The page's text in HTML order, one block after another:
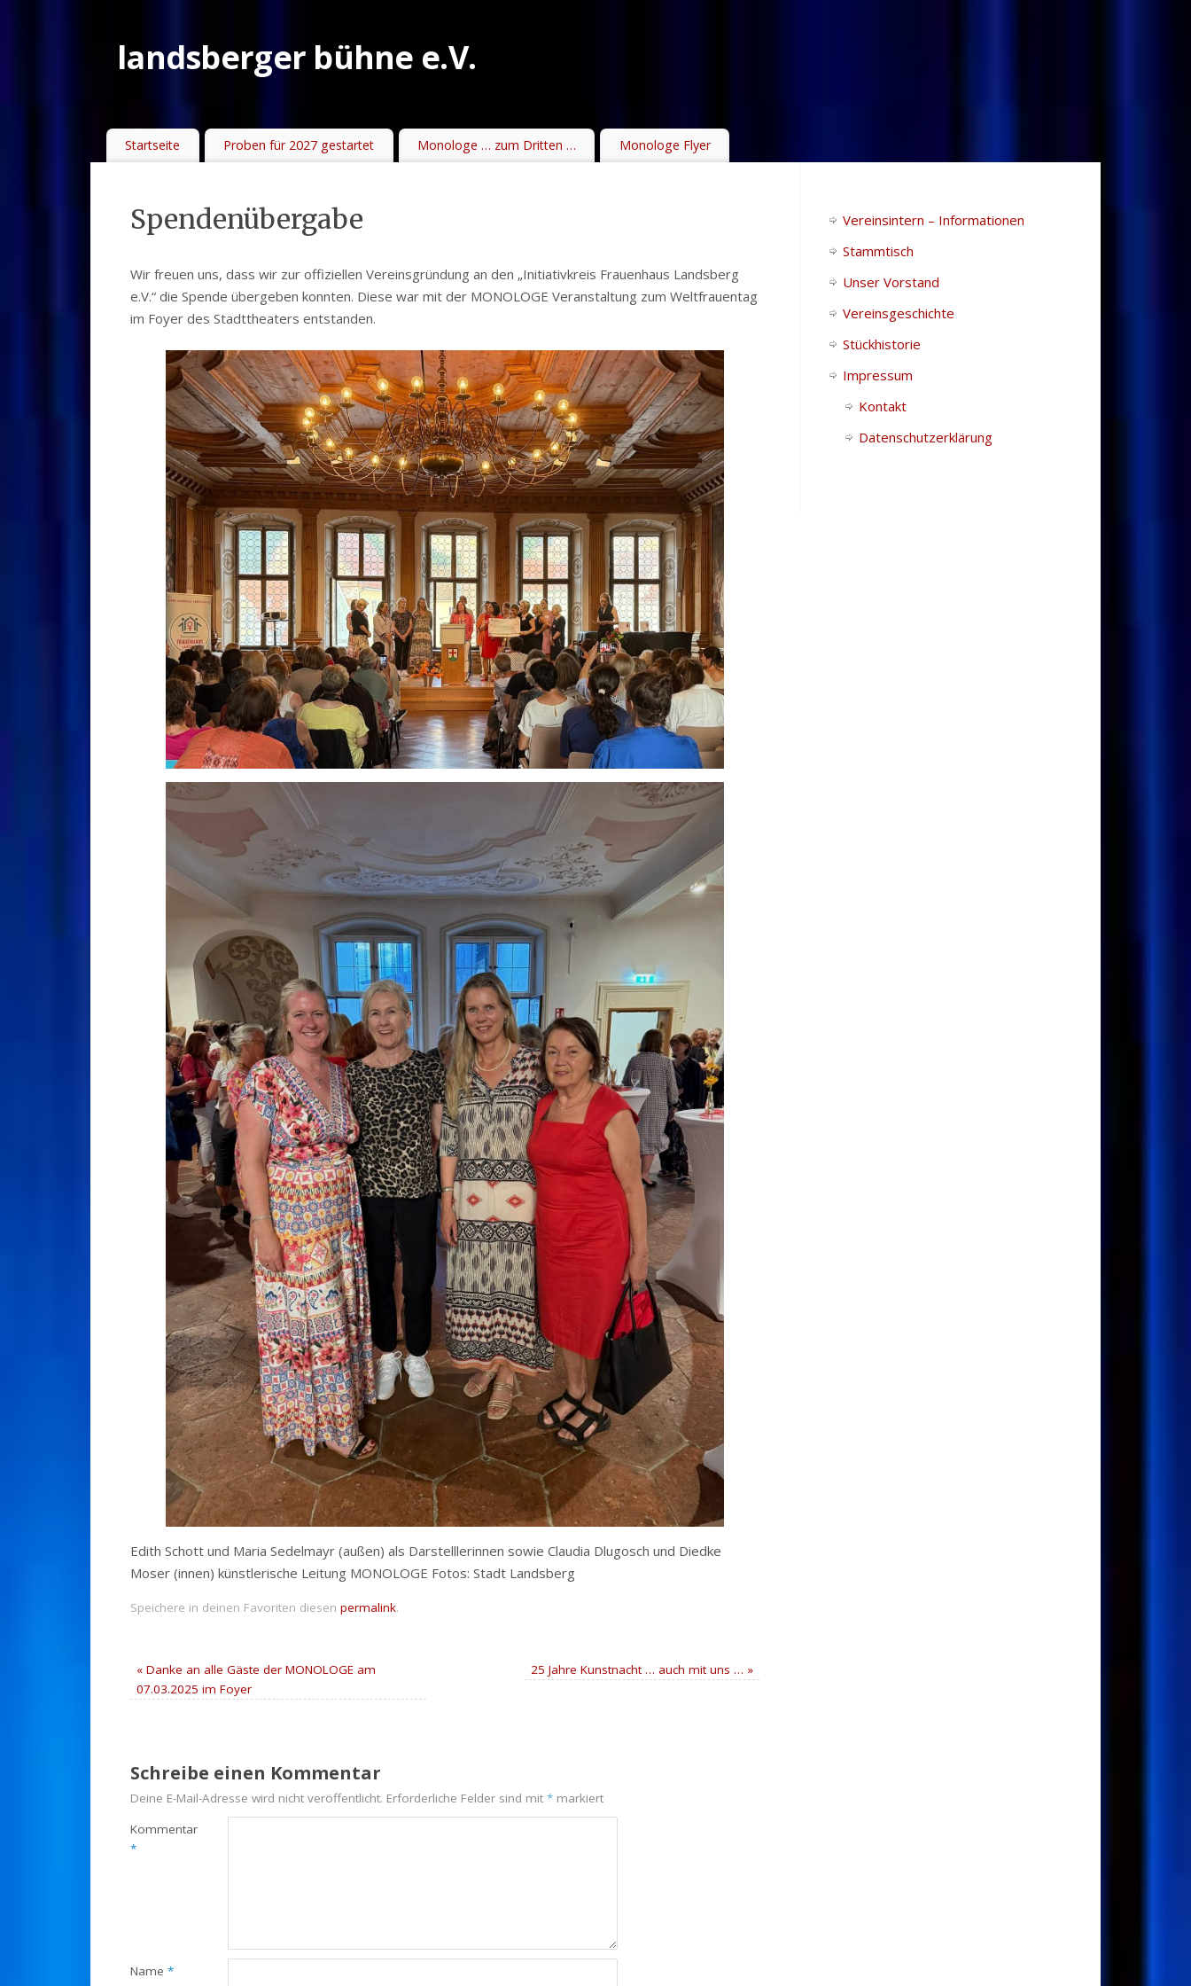
landsberger bühne e.V.
Startseite Proben für 2027 gestartet Monologe … zum Dritten … Monologe Flyer
Spendenübergabe
Wir freuen uns, dass wir zur offiziellen Vereinsgründung an den „Initiativkreis Frauenhaus Landsberg
e.V.“ die Spende übergeben konnten. Diese war mit der MONOLOGE Veranstaltung zum Weltfrauentag
im Foyer des Stadttheaters entstanden.
Edith Schott und Maria Sedelmayr (außen) als Darstelllerinnen sowie Claudia Dlugosch und Diedke
Moser (innen) künstlerische Leitung MONOLOGE Fotos: Stadt Landsberg
Speichere in deinen Favoriten diesen permalink.
« Danke an alle Gäste der MONOLOGE am
07.03.2025 im Foyer
25 Jahre Kunstnacht … auch mit uns … »
Schreibe einen Kommentar
Deine E-Mail-Adresse wird nicht veröffentlicht. Erforderliche Felder sind mit * markiert
Kommentar
*
Name *
Vereinsintern – Informationen
Stammtisch
Unser Vorstand
Vereinsgeschichte
Stückhistorie
Impressum
Kontakt
Datenschutzerklärung